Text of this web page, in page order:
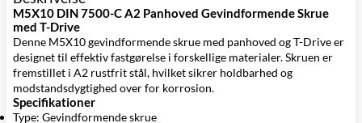
M5X10 DIN 7500-C A2 Panhoved Gevindformende Skrue
med T-Drive
Denne M5X10 gevindformende skrue med panhoved og T-Drive er
designet til effektiv fastgørelse i forskellige materialer. Skruen er
fremstillet i A2 rustfrit stål, hvilket sikrer holdbarhed og
modstandsdygtighed over for korrosion.
Specifikationer
Type: Gevindformende skrue